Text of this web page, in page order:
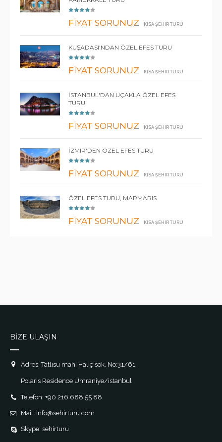
FİYAT SORUNUZ KISA ŞEHIR TURU
KUŞADASI'NDAN ÖZEL EFES TURU
FİYAT SORUNUZ KISA ŞEHIR TURU
İSTANBUL'DAN UÇAKLA ÖZEL EFES
TURU
FİYAT SORUNUZ KISA ŞEHIR TURU
İZMIR'DEN ÖZEL EFES TURU
FİYAT SORUNUZ KISA ŞEHIR TURU
ÖZEL EFES TURU, MARMARIS
FİYAT SORUNUZ KISA ŞEHIR TURU
BİZE ULAŞIN
Adres: Tatlısu mah. Haliç sok. No:31/61
Polaris Residence Ümraniye/istanbul
Telefon: +90 216 688 55 88
Mail: info@sehirturu.com
Skype: sehirturu